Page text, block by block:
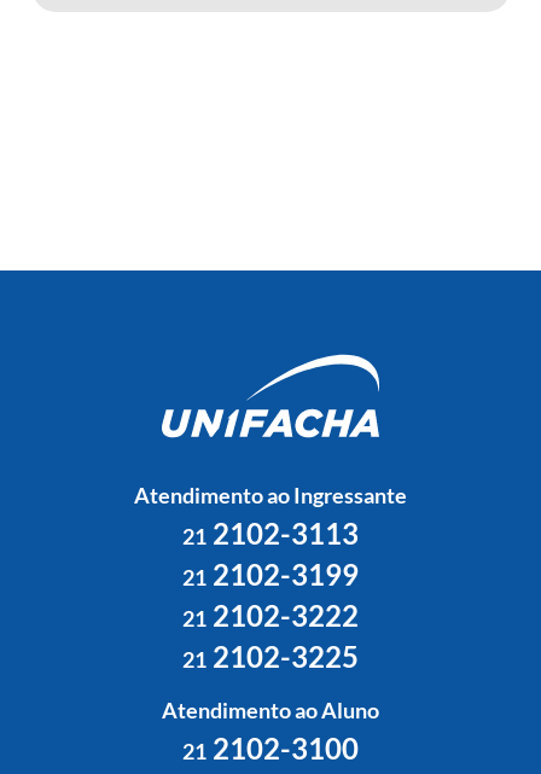
Atendimento ao Ingressante
212102-3113
212102-3199
212102-3222
212102-3225
Atendimento ao Aluno
212102-3100